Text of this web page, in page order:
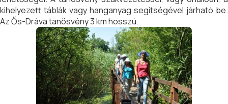
kihelyezett táblák vagy hanganyag segítségével járható be.
Az Ős-Dráva tanösvény 3 km hosszú.